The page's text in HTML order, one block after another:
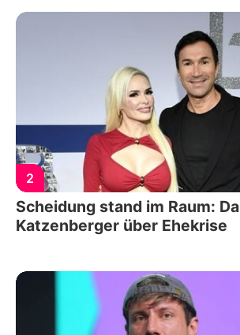
2
Scheidung stand im Raum:
Katzenberger über Ehekrise